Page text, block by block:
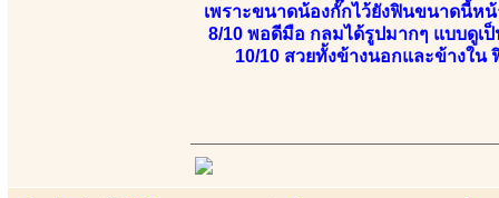
เพราะขนาดน้องกั๊กไว้ยังฟินขนาดนี้ห
8/10 พอดีมือ กลมได้รูปมากๆ แบบดูเ
10/10 สวยทั้งข้างนอกและข้างใ